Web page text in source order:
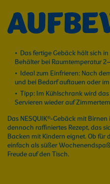
Das fertige Gebäck hält sich
Behälter bei Raumtemperatur
Ideal zum Einfrieren: Nach
und bei Bedarf auftauen oder
Tipp: Im Kühlschrank wird
Servieren wieder auf
Das NESQUIK®-Gebäck mit
dennoch raffiniertes Rezept, das
Backen mit Kindern eignet. Ob für
einfach als süßer
Freude auf den Tisch.